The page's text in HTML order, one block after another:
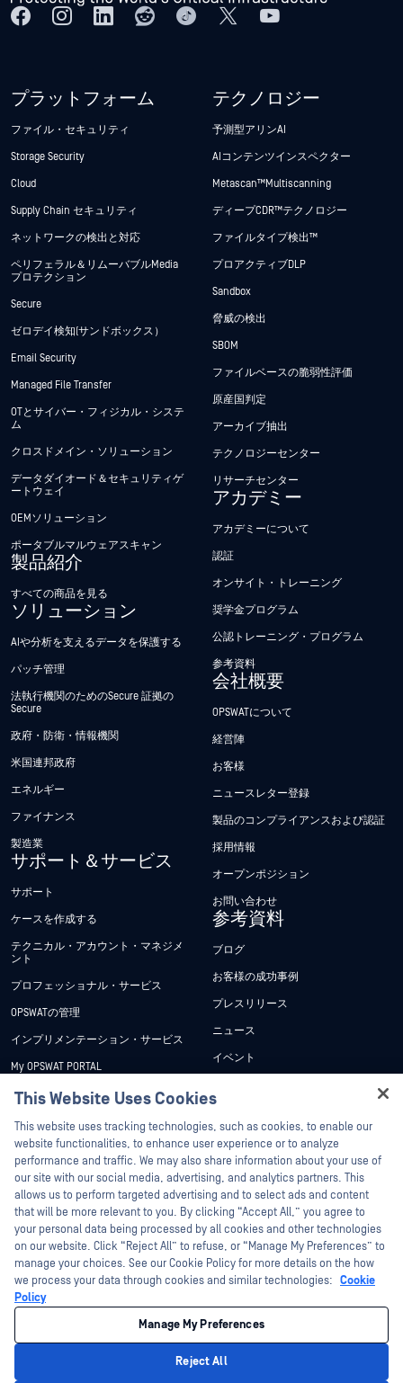
プラットフォーム
ファイル・セキュリティ
Storage Security
Cloud
Supply Chain セキュリティ
ネットワークの検出と対応
ペリフェラル＆リムーバブルMedia
プロテクション
Secure
ゼロデイ検知(サンドボックス）
Email Security
Managed File Transfer
OTとサイバー・フィジカル・システ
ム
クロスドメイン・ソリューション
データダイオード＆セキュリティゲ
ートウェイ
OEMソリューション
ポータブルマルウェアスキャン
製品紹介
すべての商品を見る
ソリューション
AIや分析を支えるデータを保護する
パッチ管理
法執行機関のためのSecure 証拠の
Secure
政府・防衛・情報機関
米国連邦政府
エネルギー
ファイナンス
製造業
サポート＆サービス
サポート
ケースを作成する
テクニカル・アカウント・マネジメ
ント
プロフェッショナル・サービス
OPSWATの管理
インプリメンテーション・サービス
My OPSWAT PORTAL
技術文書
トレーニング
脆弱性対策プログラム
パートナー
認証
テクノロジー・パートナー
OPSWAT チャネル パートナー
テクノロジー
予測型アリンAI
AIコンテンツインスペクター
Metascan™ Multiscanning
ディープCDR™テクノロジー
ファイルタイプ検出™
プロアクティブDLP
Sandbox
脅威の検出
SBOM
ファイルベースの脆弱性評価
原産国判定
アーカイブ抽出
テクノロジーセンター
リサーチセンター
アカデミー
アカデミーについて
認証
オンサイト・トレーニング
奨学金プログラム
公認トレーニング・プログラム
参考資料
会社概要
OPSWATについて
経営陣
お客様
ニュースレター登録
製品のコンプライアンスおよび認証
採用情報
オープンポジション
お問い合わせ
参考資料
ブログ
お客様の成功事例
プレスリリース
ニュース
イベント
ホワイトペーパー
無料ツール
©2026OPSWAT . All rights reserved.OPSWAT、MetaDefender、Metascan、
MetaAccess、OPSWAT 、Trust no File. Trust No Device.、OPSWAT 、Protecting the
World's Critical Infrastructure、Deep CDR™ Technology、InQuest、InQuestロゴ、
DFI、RetroHunt、Deep File Inspection、およびJoin the Huntは、OPSWAT の商標
です。第三者の商標は、それぞれの所有者の財産です。
プライバシーポリシー クッキー設定
This Website Uses Cookies
This website uses tracking technologies, such as cookies, to enable our
website functionalities, to enhance user experience or to analyze
performance and traffic. We may also share information about your use of
our site with our social media, advertising, and analytics partners. This
allows us to perform targeted advertising and to select ads and content
that will be more relevant to you. By clicking “Accept All,” you agree to
your personal data being processed by all cookies and other technologies
on our website. Click “Reject All” to refuse, or “Manage My Preferences” to
manage your choices. See our Cookie Policy for more details on the how
we process your data through cookies and similar technologies: Cookie
Policy
Manage My Preferences
Reject All
Hey there!
I'm Ozzy, your OPSWAT virtual assistant.
How can I help you secure what's critical
today?